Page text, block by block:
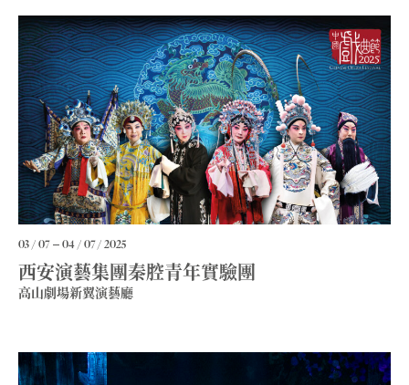
03 / 07 04 / 07 / 2025
西安演藝集團秦腔青年實驗團
高山劇場新翼演藝廳